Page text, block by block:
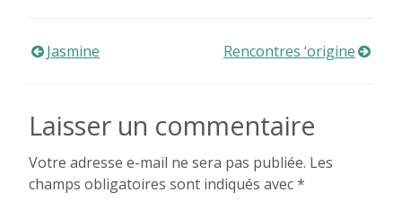
Navigation
l’article
Jasmine Rencontres ‘origine
Laisser un commentaire
Votre adresse e-mail ne sera pas publiée. Les
champs obligatoires sont indiqués avec*